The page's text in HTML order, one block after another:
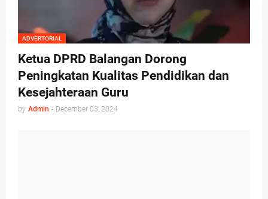
ADVERTORIAL
Ketua DPRD Balangan Dorong
Peningkatan Kualitas Pendidikan dan
Kesejahteraan Guru
by Admin - December 03, 2024